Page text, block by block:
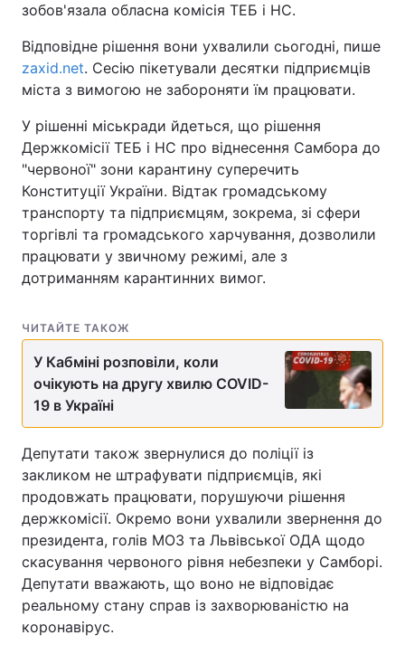
Економіка Світ
Техно і зв'язок Лайт
Зброя Інциденти
Здоров'я Туризм
Цікавинки Погода
Лонгріди
Відео з Youtube
Архів Вакансії
Контакти
Послуги
зобов'язала обласна комісія ТЕБ і НС.
Відповідне рішення вони ухвалили сьогодні, пише
zaxid.net. Сесію пікетували десятки підприємців
міста з вимогою не забороняти їм працювати.
У рішенні міськради йдеться, що рішення
Держкомісії ТЕБ і НС про віднесення Самбора до
"червоної" зони карантину суперечить
Конституції України. Відтак громадському
транспорту та підприємцям, зокрема, зі сфери
торгівлі та громадського харчування, дозволили
працювати у звичному режимі, але з
дотриманням карантинних вимог.
ЧИТАЙТЕ ТАКОЖ
У Кабміні розповіли, коли
очікують на другу хвилю COVID-
19 в Україні
Депутати також звернулися до поліції із
закликом не штрафувати підприємців, які
продовжать працювати, порушуючи рішення
держкомісії. Окремо вони ухвалили звернення до
президента, голів МОЗ та Львівської ОДА щодо
скасування червоного рівня небезпеки у Самборі.
Депутати вважають, що воно не відповідає
реальному стану справ із захворюваністю на
коронавірус.